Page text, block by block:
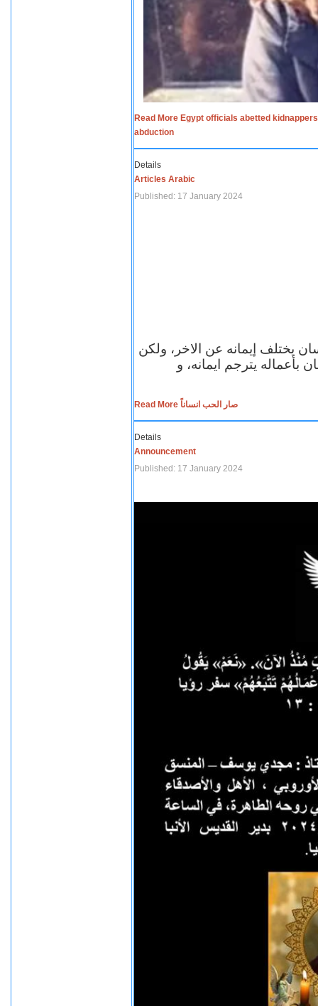
Read More Egypt officials abetted
abduction
Details
Articles Arabic
Published: 17 January 2024
يختلف إيمانه عن الاخر، ولكن
بأعماله يترجم ايمانه، و
Read More صار الحب انساناً
Details
Announcement
Published: 17 January 2024